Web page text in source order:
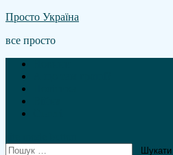
Skip
content
Просто Україна
все просто
Пошук: